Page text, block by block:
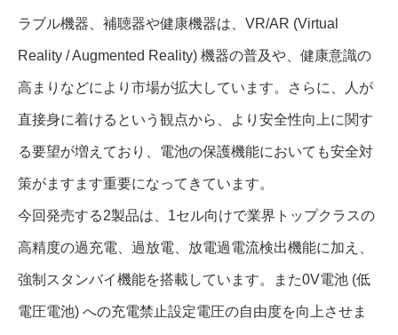
ラブル機器、補聴器や健康機器は、VR/AR (Virtual
Reality / Augmented Reality) 機器の普及や、健康意識の
高まりなどにより市場が拡大しています。さらに、人が
直接身に着けるという観点から、より安全性向上に関す
る要望が増えており、電池の保護機能においても安全対
策がますます重要になってきています。
今回発売する2製品は、1セル向けで業界トップクラスの
高精度の過充電、過放電、放電過電流検出機能に加え、
強制スタンバイ機能を搭載しています。また0V電池 (低
電圧電池) への充電禁止設定電圧の自由度を向上させま